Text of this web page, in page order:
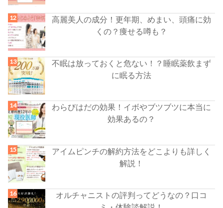
高麗美人の成分！更年期、めまい、頭痛に効
くの？痩せる噂も？
不眠は放っておくと危ない！？睡眠薬飲まず
に眠る方法
わらびはだの効果！イボやブツブツに本当に
効果あるの？
アイムピンチの解約方法をどこよりも詳しく
解説！
オルチャニストの評判ってどうなの？口コ